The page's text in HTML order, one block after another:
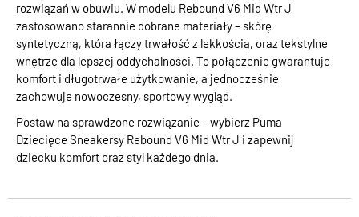
rozwiązań w obuwiu. W modelu Rebound V6 Mid Wtr J
zastosowano starannie dobrane materiały – skórę
syntetyczną, która łączy trwałość z lekkością, oraz tekstylne
wnętrze dla lepszej oddychalności. To połączenie gwarantuje
komfort i długotrwałe użytkowanie, a jednocześnie
zachowuje nowoczesny, sportowy wygląd.
Postaw na sprawdzone rozwiązanie – wybierz Puma
Dziecięce Sneakersy Rebound V6 Mid Wtr J i zapewnij
dziecku komfort oraz styl każdego dnia.